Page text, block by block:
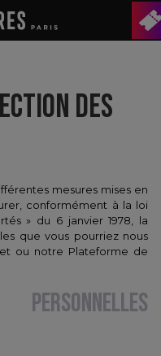
DES
mesures mises en
conformément à la loi
» du 6 janvier 1978, la
que vous pourriez nous
ou notre Plateforme de